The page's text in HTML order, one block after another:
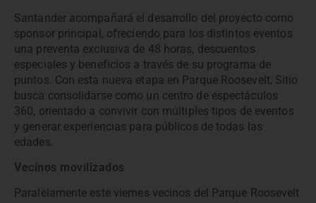
Santander acompañará el desarrollo del proyecto como
sponsor principal, ofreciendo para los distintos eventos
una preventa exclusiva de 48 horas, descuentos
especiales y beneficios a través de su programa de
puntos. Con esta nueva etapa en Parque Roosevelt, Sitio
busca consolidarse como un centro de espectáculos
360, orientado a convivir con múltiples tipos de eventos
y generar experiencias para públicos de todas las
edades.
Vecinos movilizados
Paralelamente este viernes vecinos del Parque Roosevelt